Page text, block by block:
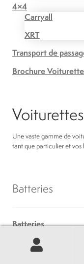
4×4
Carryall
XRT
Transport de
Brochure
Une vaste gamme de
tant que particulier et
Batteries
Batteries
Chargeur
Recherche
Recherche